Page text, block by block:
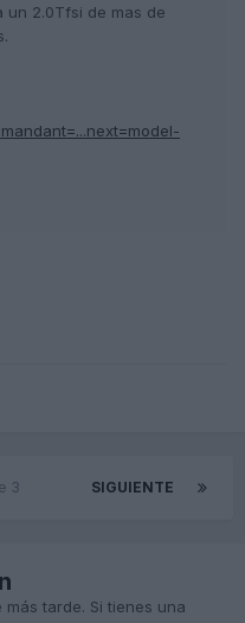
un 2.0Tfsi de mas de
SIGUIENTE
3
tarde. Si tienes una